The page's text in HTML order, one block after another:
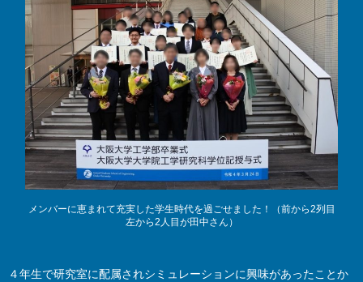
メンバーに恵まれて充実した学生時代を過ごせました！（前から2列目
左から2人目が田中さん）
４年生で研究室に配属されシミュレーションに興味があったことか